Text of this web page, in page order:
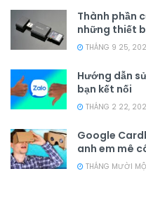
Thành phần
những thiết
THÁNG 9 25,
Hướng dẫn
bạn kết nối
THÁNG 2 22,
Google
anh em mê
THÁNG MƯỜI